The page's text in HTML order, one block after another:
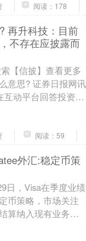
阅读：178
再升科技：目前
不存在应披露而
【信披】查看更多
意思? 证券日报网讯
动平台回答投资者
按照证监会及交易
阅读：59
外汇:稳定币策
日，Visa在季度业绩
币策略，市场关注
算纳入现有业务。
付场景，Vatee